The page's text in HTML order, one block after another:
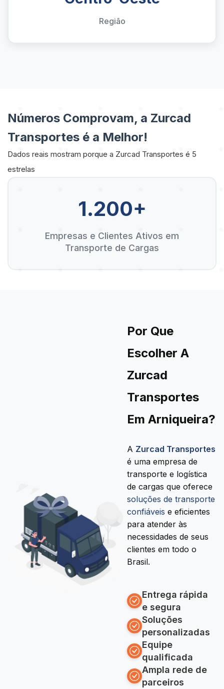
Região
Números Comprovam, a Zurcad
Transportes é a Melhor!
Dados reais mostram porque a Zurcad Transportes é 5
estrelas
1.200+
Empresas e Clientes Ativos em
Transporte de Cargas
Por Que
Escolher A
Zurcad
Transportes
Em Arniqueira?
A Zurcad Transportes
é uma empresa de
transporte e logística
de cargas que oferece
soluções de transporte
confiáveis e eficientes
para atender às
necessidades de seus
clientes em todo o
Brasil.
Entrega rápida
e segura
Soluções
personalizadas
Equipe
qualificada
Ampla rede de
parceiros